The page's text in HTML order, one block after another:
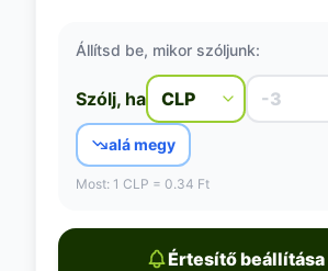
Állítsd be, mikor szóljunk:
Szólj, ha
alá megy
Most: 1 CLP = 0.34 Ft
Értesítő beállítása